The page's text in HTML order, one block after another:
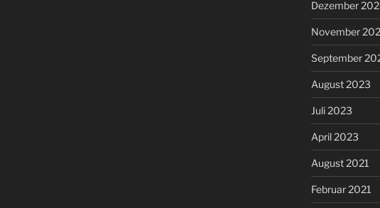
Dezember
November
September
August 2023
Juli 2023
April 2023
August 2021
Februar 2021